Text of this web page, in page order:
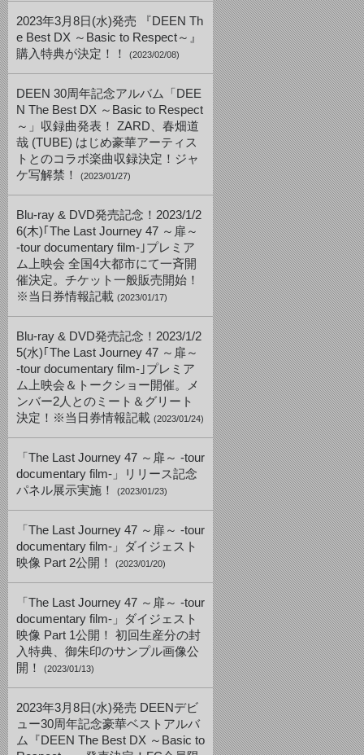
2023年3月8日(水)発売 『DEEN Th
e Best DX ～Basic to Respect～』
購入特典が決定！！
(2023/02/08)
DEEN 30周年記念アルバム「DEE
N The Best DX ～Basic to Respect
～」収録曲発表！ ZARD、春畑道
哉 (TUBE) はじめ豪華アーティス
トとのコラボ楽曲収録決定！ジャ
ケ写解禁！
(2023/01/27)
Blu-ray & DVD発売記念！2023/1/2
6(木)｢The Last Journey 47 ～扉～
-tour documentary film-｣プレミア
ム上映会 全国4大都市にて一斉開
催決定。チケット一般販売開始！
※当日券情報記載 (2023/01/17)
Blu-ray & DVD発売記念！2023/1/2
5(水)｢The Last Journey 47 ～扉～
-tour documentary film-｣プレミア
ム上映会＆トークショー開催。メ
ンバー2人とのミート＆グリート
決定！※当日券情報記載 (2023/01/24)
「The Last Journey 47 ～扉～ -tour
documentary film-」リリース記念
パネル展示実施！
(2023/01/23)
「The Last Journey 47 ～扉～ -tour
documentary film-」ダイジェスト
映像 Part 2公開！
(2023/01/20)
「The Last Journey 47 ～扉～ -tour
documentary film-」ダイジェスト
映像 Part 1公開！ 初回生産分の封
入特典、御朱印のサンプル画像公
開！
(2023/01/13)
2023年3月8日(水)発売 DEENデビ
ュー30周年記念豪華ベストアルバ
ム『DEEN The Best DX ～Basic to